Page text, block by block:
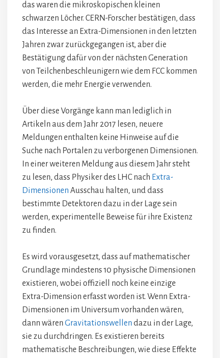
das waren die mikroskopischen kleinen
schwarzen Löcher. CERN-Forscher bestätigen, dass
das Interesse an Extra-Dimensionen in den letzten
Jahren zwar zurückgegangen ist, aber die
Bestätigung dafür von der nächsten Generation
von Teilchenbeschleunigern wie dem FCC kommen
werden, die mehr Energie verwenden.
Über diese Vorgänge kann man lediglich in
Artikeln aus dem Jahr 2017 lesen, neuere
Meldungen enthalten keine Hinweise auf die
Suche nach Portalen zu verborgenen Dimensionen.
In einer weiteren Meldung aus diesem Jahr steht
zu lesen, dass Physiker des LHC nach Extra-
Dimensionen Ausschau halten, und dass
bestimmte Detektoren dazu in der Lage sein
werden, experimentelle Beweise für ihre Existenz
zu finden.
Es wird vorausgesetzt, dass auf mathematischer
Grundlage mindestens 10 physische Dimensionen
existieren, wobei offiziell noch keine einzige
Extra-Dimension erfasst worden ist. Wenn Extra-
Dimensionen im Universum vorhanden wären,
dann wären Gravitationswellen dazu in der Lage,
sie zu durchdringen. Es existieren bereits
mathematische Beschreibungen, wie diese Effekte